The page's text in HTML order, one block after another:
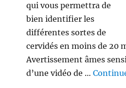
qui vous permettra de
bien identifier les
différentes sortes de
cervidés en moins de 20
Avertissement âmes
d’une vidéo de …